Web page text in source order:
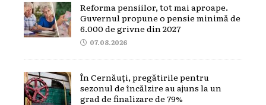
Reforma pensiilor, tot mai aproape.
Guvernul propune o pensie minimă de
6.000 de grivne din 2027
07.08.2026
În Cernăuți, pregătirile pentru
sezonul de încălzire au ajuns la un
grad de finalizare de 79%